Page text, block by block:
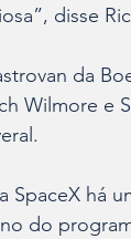
disse
da
Wilmore e
SpaceX há
do